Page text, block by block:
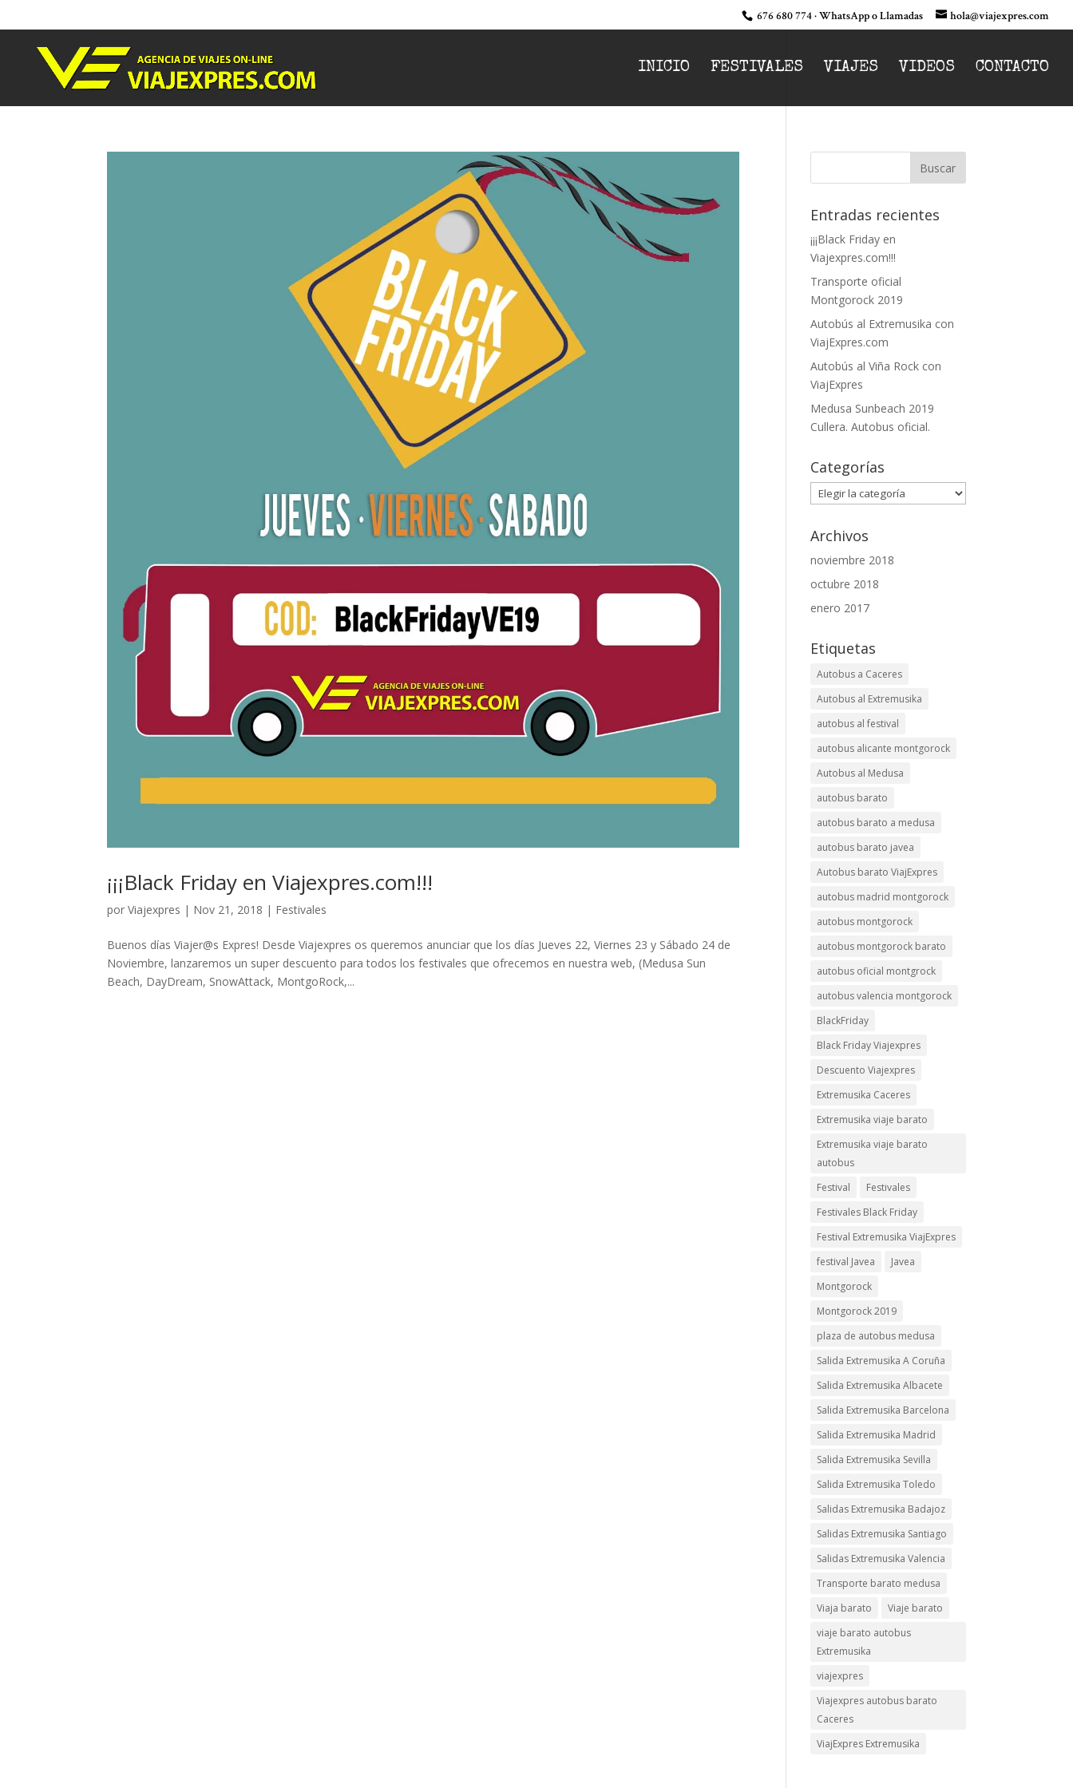
676 680 774 · WhatsApp o Llamadas hola@viajexpres.com
INICIO FESTIVALES VIAJES VIDEOS CONTACTO
¡¡¡Black Friday en Viajexpres.com!!!
porViajexpres | Nov 21, 2018 | Festivales
Buenos días Viajer@s Expres! Desde Viajexpres os queremos anunciar que los días Jueves 22, Viernes 23 y Sábado 24 de
Noviembre, lanzaremos un super descuento para todos los festivales que ofrecemos en nuestra web, (Medusa Sun
Beach, DayDream, SnowAttack, MontgoRock,...
Entradas recientes
¡¡¡Black Friday en
Viajexpres.com!!!
Transporte oficial
Montgorock 2019
Autobús al Extremusika con
ViajExpres.com
Autobús al Viña Rock con
ViajExpres
Medusa Sunbeach 2019
Cullera. Autobus oficial.
Categorías
Categorías
Archivos
noviembre 2018
octubre 2018
enero 2017
Etiquetas
Autobus a Caceres
Autobus al Extremusika
autobus al festival
autobus alicante montgorock
Autobus al Medusa
autobus barato
autobus barato a medusa
autobus barato javea
Autobus barato ViajExpres
autobus madrid montgorock
autobus montgorock
autobus montgorock barato
autobus oficial montgrock
autobus valencia montgorock
BlackFriday
Black Friday Viajexpres
Descuento Viajexpres
Extremusika Caceres
Extremusika viaje barato
Extremusika viaje barato
autobus
Festival
Festivales
Festivales Black Friday
Festival Extremusika ViajExpres
festival Javea
Javea
Montgorock
Montgorock 2019
plaza de autobus medusa
Salida Extremusika A Coruña
Salida Extremusika Albacete
Salida Extremusika Barcelona
Salida Extremusika Madrid
Salida Extremusika Sevilla
Salida Extremusika Toledo
Salidas Extremusika Badajoz
Salidas Extremusika Santiago
Salidas Extremusika Valencia
Transporte barato medusa
Viaja barato
Viaje barato
viaje barato autobus
Extremusika
viajexpres
Viajexpres autobus barato
Caceres
ViajExpres Extremusika